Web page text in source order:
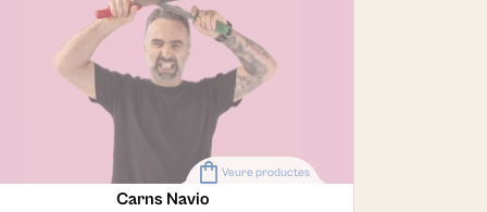
shopping_bag Veure productes
Carns Navio